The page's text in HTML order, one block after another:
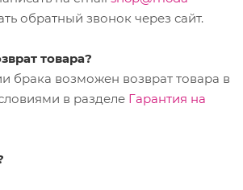
обратный звонок через сайт.
товара?
брака возможен возврат товара в
в разделе Гарантия на